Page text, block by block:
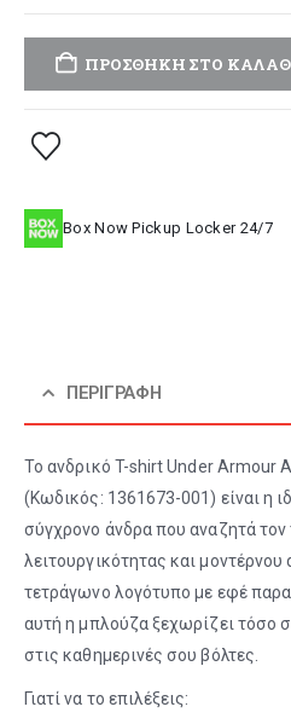
ΠΡΟΣΘΉΚΗ ΣΤΟ
Box Now Pickup Locker 24/7
ΠΕΡΙΓΡΑΦΉ
Το ανδρικό T-shirt Under Armour
(Κωδικός: 1361673-001) είναι η
σύγχρονο άνδρα που αναζητά
λειτουργικότητας και
τετράγωνο λογότυπο με εφέ
αυτή η μπλούζα ξεχωρίζει τόσο
στις καθημερινές σου βόλτες.
Γιατί να το επιλέξεις: